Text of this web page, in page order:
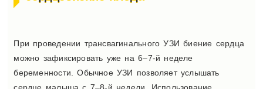
При проведении трансвагинального УЗИ биение сердца
можно зафиксировать уже на 6–7-й неделе
беременности. Обычное УЗИ позволяет услышать